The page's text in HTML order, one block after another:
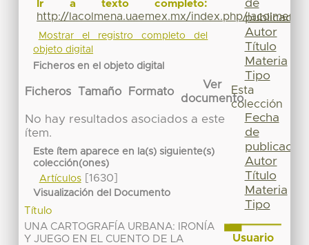
Ir a texto completo:
http://lacolmena.uaemex.mx/index.php/
Mostrar el registro completo del
objeto digital
Ficheros en el objeto digital
Ficheros Tamaño Formato
Ver
documento
No hay resultados asociados a este
ítem.
Este ítem aparece en la(s) siguiente(s)
colección(ones)
Artículos[1630]
Visualización del Documento
Título
UNA CARTOGRAFÍA URBANA: IRONÍA
Y JUEGO EN EL CUENTO DE LA
de
publicación
Autor
Título
Materia
Tipo
Esta
colección
Fecha
de
publicación
Autor
Título
Materia
Tipo
Usuario